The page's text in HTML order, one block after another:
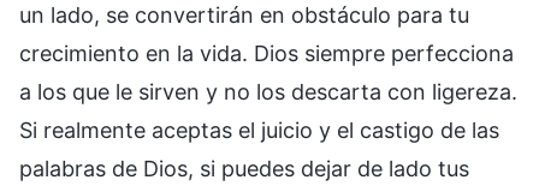
un lado, se convertirán en obstáculo para tu
crecimiento en la vida. Dios siempre perfecciona
a los que le sirven y no los descarta con ligereza.
Si realmente aceptas el juicio y el castigo de las
palabras de Dios, si puedes dejar de lado tus